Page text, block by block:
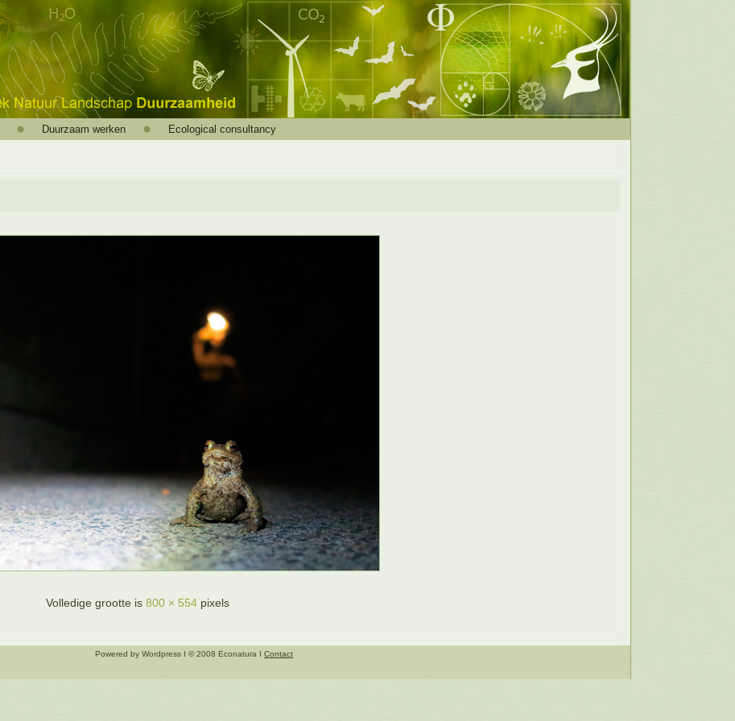
Duurzaam werken Ecological consultancy
Volledige grootte is 800 × 554 pixels
Powered by Wordpress I © 2008 Econatura I Contact